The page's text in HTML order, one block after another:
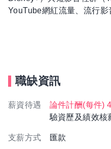
YouTube網紅流量、流行影
職缺資訊
薪資待遇 論件計酬(每件)
驗資歷及績效核
支薪方式 匯款